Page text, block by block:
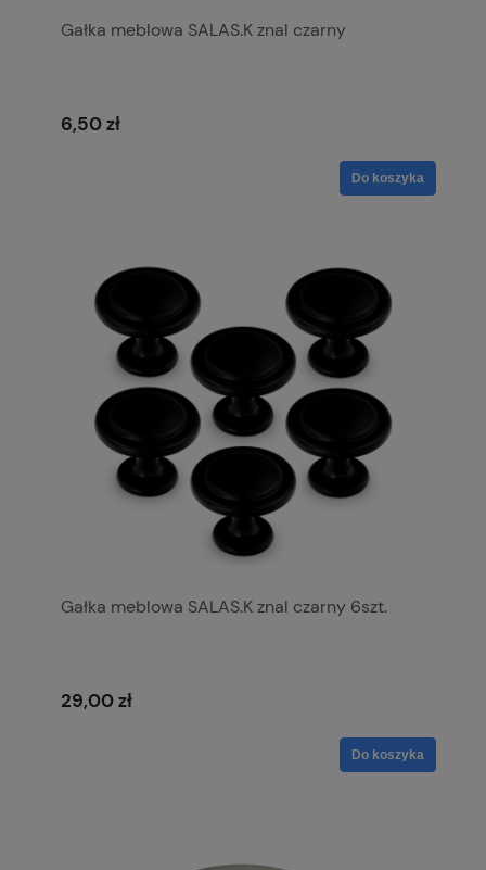
Gałka meblowa SALAS.K znal czarny
6,50 zł
Do koszyka
Gałka meblowa SALAS.K znal czarny 6szt.
29,00 zł
Do koszyka